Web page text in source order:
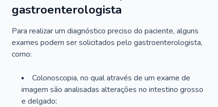
gastroenterologista
Para realizar um diagnóstico preciso do paciente, alguns
exames podem ser solicitados pelo gastroenterologista,
como:
Colonoscopia, no qual através de um exame de
imagem são analisadas alterações no intestino grosso
e delgado;